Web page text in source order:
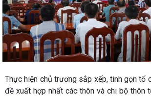
Thực hiện chủ trương sắp xếp, tinh gọn tổ
đề xuất hợp nhất các thôn và chi bộ thôn